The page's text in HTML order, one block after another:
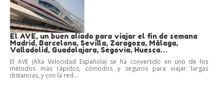
El AVE, un buen aliado para viajar el fin de semana
Madrid, Barcelona, Sevilla, Zaragoza, Málaga,
Valladolid, Guadalajara, Segovia, Huesca…
El AVE (Alta Velocidad Española) se ha convertido en uno de los
métodos más rápidos, cómodos y seguros para viajar largas
distancias, y con la red...